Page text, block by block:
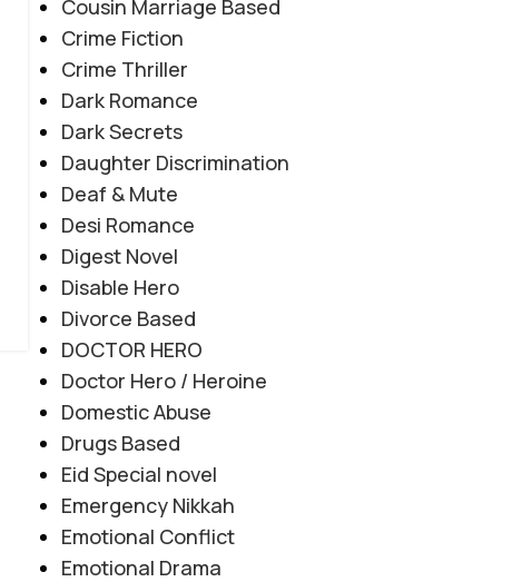
Cousin Marriage Based
Crime Fiction
Crime Thriller
Dark Romance
Dark Secrets
Daughter Discrimination
Deaf & Mute
Desi Romance
Digest Novel
Disable Hero
Divorce Based
DOCTOR HERO
Doctor Hero / Heroine
Domestic Abuse
Drugs Based
Eid Special novel
Emergency Nikkah
Emotional Conflict
Emotional Drama